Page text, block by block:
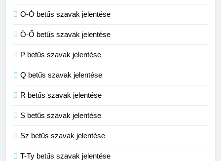
8
Centenárium jelentése
O-Ó betűs szavak jelentése
Ö-Ő betűs szavak jelentése
P betűs szavak jelentése
Q betűs szavak jelentése
R betűs szavak jelentése
S betűs szavak jelentése
Sz betűs szavak jelentése
T-Ty betűs szavak jelentése